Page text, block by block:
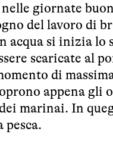
giornate
del lavoro di
si inizia lo
scaricate al
di
appena gli
marinai. In
pesca.